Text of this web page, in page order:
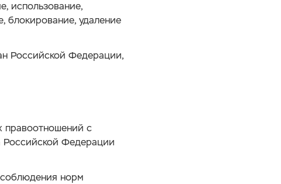
использование,
блокирование, удаление
Российской Федерации,
правоотношений с
Российской Федерации
норм